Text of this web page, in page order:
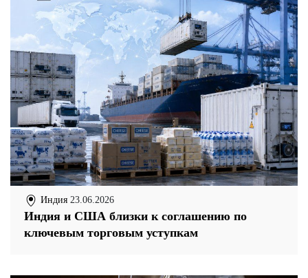
Индия 23.06.2026
Индия и США близки к соглашению по
ключевым торговым уступкам